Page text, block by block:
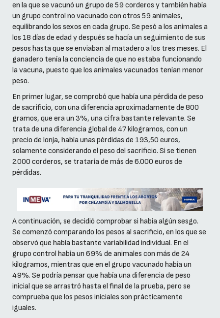
en la que se vacunó un grupo de 59 corderos y también había
un grupo control no vacunado con otros 59 animales,
equilibrando los sexos en cada grupo. Se pesó a los animales a
los 18 días de edad y después se hacía un seguimiento de sus
pesos hasta que se enviaban al matadero a los tres meses. El
ganadero tenía la conciencia de que no estaba funcionando
la vacuna, puesto que los animales vacunados tenían menor
peso.
En primer lugar, se comprobó que había una pérdida de peso
de sacrificio, con una diferencia aproximadamente de 800
gramos, que era un 3%, una cifra bastante relevante. Se
trata de una diferencia global de 47 kilogramos, con un
precio de lonja, había unas pérdidas de 193,50 euros,
solamente considerando el peso del sacrificio. Si se tienen
2.000 corderos, se trataría de más de 6.000 euros de
pérdidas.
A continuación, se decidió comprobar si había algún sesgo.
Se comenzó comparando los pesos al sacrificio, en los que se
observó que había bastante variabilidad individual. En el
grupo control había un 69% de animales con más de 24
kilogramos, mientras que en el grupo vacunado había un
49%. Se podría pensar que había una diferencia de peso
inicial que se arrastró hasta el final de la prueba, pero se
comprueba que los pesos iniciales son prácticamente
iguales.